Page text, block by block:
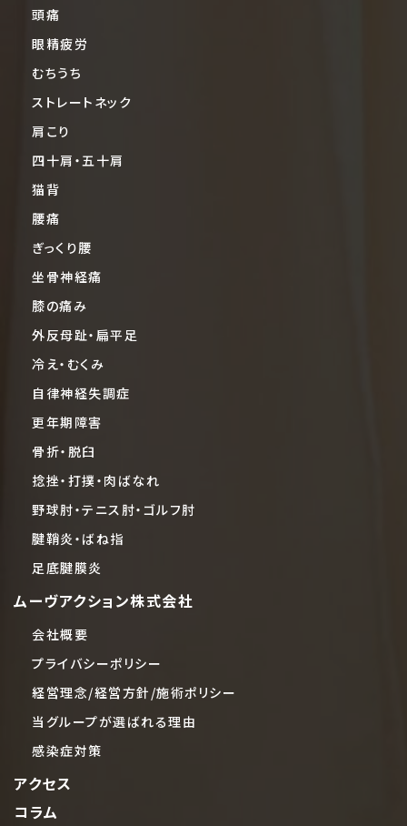
頭痛
眼精疲労
むちうち
ストレートネック
肩こり
四十肩・五十肩
猫背
腰痛
ぎっくり腰
坐骨神経痛
膝の痛み
外反母趾・扁平足
冷え・むくみ
自律神経失調症
更年期障害
骨折・脱臼
捻挫・打撲・肉ばなれ
野球肘・テニス肘・ゴルフ肘
腱鞘炎・ばね指
足底腱膜炎
ムーヴアクション株式会社
会社概要
プライバシーポリシー
経営理念/経営方針/施術ポリシー
当グループが選ばれる理由
感染症対策
アクセス
コラム